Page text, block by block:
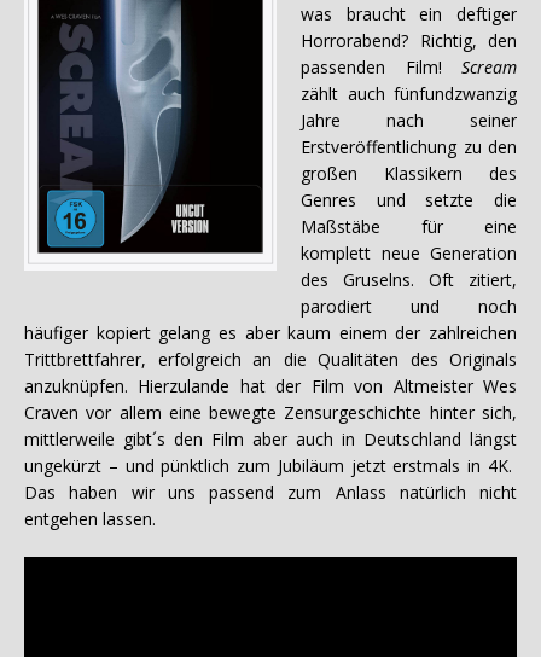
was braucht ein deftiger
Horrorabend? Richtig, den
passenden Film! Scream
zählt auch fünfundzwanzig
Jahre nach seiner
Erstveröffentlichung zu den
großen Klassikern des
Genres und setzte die
Maßstäbe für eine
komplett neue Generation
des Gruselns. Oft zitiert,
parodiert und noch
häufiger kopiert gelang es aber kaum einem der zahlreichen
Trittbrettfahrer, erfolgreich an die Qualitäten des Originals
anzuknüpfen. Hierzulande hat der Film von Altmeister Wes
Craven vor allem eine bewegte Zensurgeschichte hinter sich,
mittlerweile gibt´s den Film aber auch in Deutschland längst
ungekürzt – und pünktlich zum Jubiläum jetzt erstmals in 4K.
Das haben wir uns passend zum Anlass natürlich nicht
entgehen lassen.